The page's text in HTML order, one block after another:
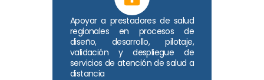
Apoyar a prestadores de salud
regionales en procesos de
diseño, desarrollo, pilotaje,
validación y despliegue de
servicios de atención de salud a
distancia